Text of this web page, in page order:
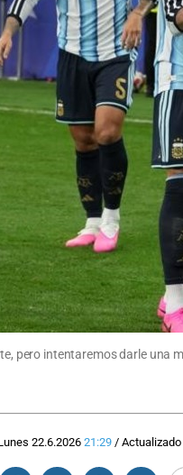
pero intentaremos darle una
22.6.2026 21:29/ Actualizado